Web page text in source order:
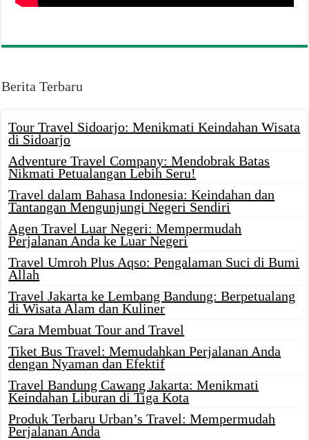
Berita Terbaru
Tour Travel Sidoarjo: Menikmati Keindahan Wisata
di Sidoarjo
Adventure Travel Company: Mendobrak Batas
Nikmati Petualangan Lebih Seru!
Travel dalam Bahasa Indonesia: Keindahan dan
Tantangan Mengunjungi Negeri Sendiri
Agen Travel Luar Negeri: Mempermudah
Perjalanan Anda ke Luar Negeri
Travel Umroh Plus Aqso: Pengalaman Suci di Bumi
Allah
Travel Jakarta ke Lembang Bandung: Berpetualang
di Wisata Alam dan Kuliner
Cara Membuat Tour and Travel
Tiket Bus Travel: Memudahkan Perjalanan Anda
dengan Nyaman dan Efektif
Travel Bandung Cawang Jakarta: Menikmati
Keindahan Liburan di Tiga Kota
Produk Terbaru Urban’s Travel: Mempermudah
Perjalanan Anda